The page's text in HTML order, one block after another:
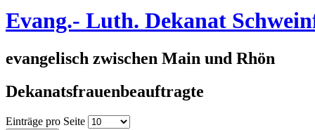
Evang.- Luth. Dekanat
evangelisch zwischen Main und Rhön
Dekanatsfrauenbeauftragte
Einträge pro Seite